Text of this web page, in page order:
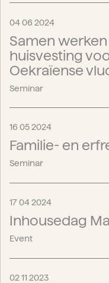
04 06 2024
Samen
huisvesting
Oekraïense
Seminar
16 05 2024
Familie- en
Seminar
17 04 2024
Inhousedag
Event
02 11 2023